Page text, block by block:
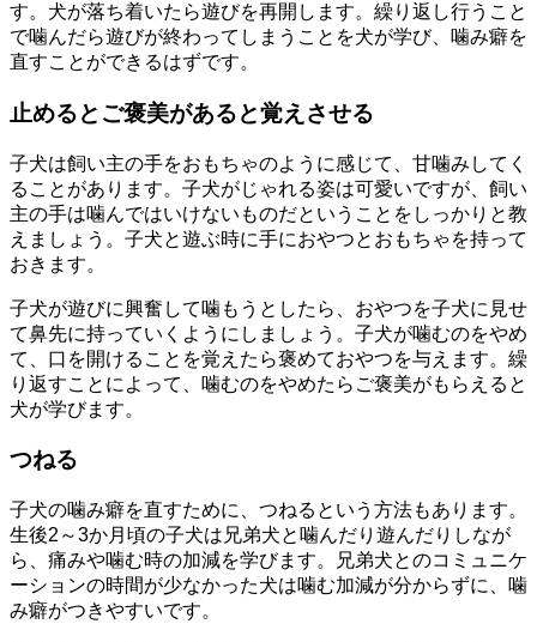
す。犬が落ち着いたら遊びを再開します。繰り返し行うこと
で噛んだら遊びが終わってしまうことを犬が学び、噛み癖を
直すことができるはずです。
止めるとご褒美があると覚えさせる
子犬は飼い主の手をおもちゃのように感じて、甘噛みしてく
ることがあります。子犬がじゃれる姿は可愛いですが、飼い
主の手は噛んではいけないものだということをしっかりと教
えましょう。子犬と遊ぶ時に手におやつとおもちゃを持って
おきます。
子犬が遊びに興奮して噛もうとしたら、おやつを子犬に見せ
て鼻先に持っていくようにしましょう。子犬が噛むのをやめ
て、口を開けることを覚えたら褒めておやつを与えます。繰
り返すことによって、噛むのをやめたらご褒美がもらえると
犬が学びます。
つねる
子犬の噛み癖を直すために、つねるという方法もあります。
生後2～3か月頃の子犬は兄弟犬と噛んだり遊んだりしなが
ら、痛みや噛む時の加減を学びます。兄弟犬とのコミュニケ
ーションの時間が少なかった犬は噛む加減が分からずに、噛
み癖がつきやすいです。